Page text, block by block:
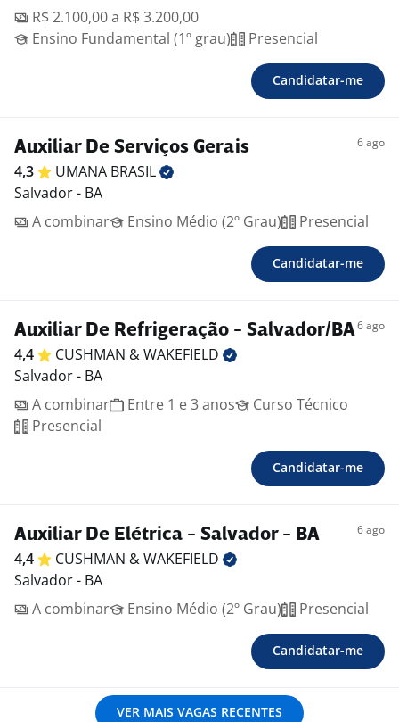
R$ 2.100,00 a R$ 3.200,00
Ensino Fundamental (1º grau)
Presencial
Candidatar-me
Auxiliar De Serviços Gerais 6 ago
4,3 UMANA BRASIL
Salvador - BA
A combinar
Ensino Médio (2º Grau) Presencial
Candidatar-me
Auxiliar De Refrigeração - Salvador/BA6 ago
4,4 CUSHMAN &WAKEFIELD
Salvador - BA
A combinar
Entre 1 e 3 anos
Curso Técnico
Presencial
Candidatar-me
Auxiliar De Elétrica - Salvador - BA 6 ago
4,4 CUSHMAN &WAKEFIELD
Salvador - BA
A combinar
Ensino Médio (2º Grau) Presencial
Candidatar-me
VER MAIS VAGAS RECENTES